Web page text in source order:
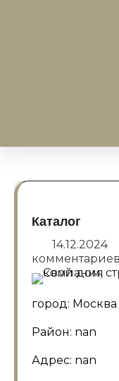
Каталог
14.12.2024
комментариев
город: Москва
Район: nan
Адрес: nan